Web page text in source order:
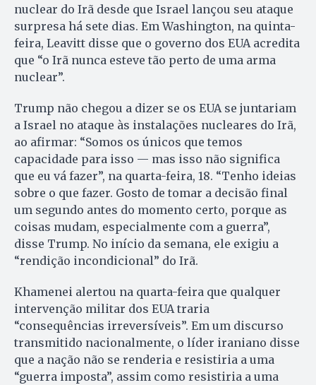
nuclear do Irã desde que Israel lançou seu ataque
surpresa há sete dias. Em Washington, na quinta-
feira, Leavitt disse que o governo dos EUA acredita
que “o Irã nunca esteve tão perto de uma arma
nuclear”.
Trump não chegou a dizer se os EUA se juntariam
a Israel no ataque às instalações nucleares do Irã,
ao afirmar: “Somos os únicos que temos
capacidade para isso — mas isso não significa
que eu vá fazer”, na quarta-feira, 18. “Tenho ideias
sobre o que fazer. Gosto de tomar a decisão final
um segundo antes do momento certo, porque as
coisas mudam, especialmente com a guerra”,
disse Trump. No início da semana, ele exigiu a
“rendição incondicional” do Irã.
Khamenei alertou na quarta-feira que qualquer
intervenção militar dos EUA traria
“consequências irreversíveis”. Em um discurso
transmitido nacionalmente, o líder iraniano disse
que a nação não se renderia e resistiria a uma
“guerra imposta”, assim como resistiria a uma